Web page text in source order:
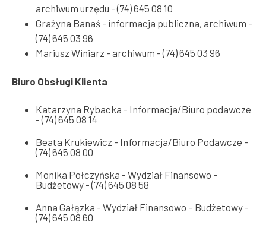
archiwum urzędu - (74) 645 08 10
Grażyna Banaś - informacja publiczna, archiwum -
(74) 645 03 96
Mariusz Winiarz - archiwum - (74) 645 03 96
Biuro Obsługi Klienta
Katarzyna Rybacka - Informacja/Biuro podawcze
- (74) 645 08 14
Beata Krukiewicz - Informacja/Biuro Podawcze -
(74) 645 08 00
Monika Połczyńska - Wydział Finansowo –
Budżetowy - (74) 645 08 58
Anna Gałązka - Wydział Finansowo – Budżetowy -
(74) 645 08 60